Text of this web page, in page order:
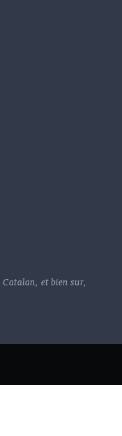
et bien sur,